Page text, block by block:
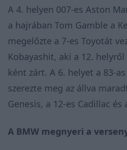
A 4. helyen 007-es Aston
a hajrában Tom Gamble a
megelőzte a 7-es Toyotát
Kobayashit, aki a 12.
ként zárt. A 6. helyet a 83-
szerezte meg az állva
Genesis, a 12-es Cadillac
A BMW megnyeri a